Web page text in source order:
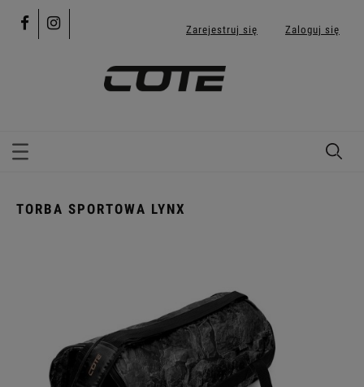
Zarejestruj się Zaloguj się
TORBA SPORTOWA LYNX